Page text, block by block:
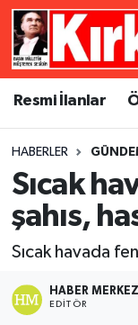
Resmi İlanlar
HABERLER
Sıcak
şahıs,
Sıcak havada
HABER MERKEZI
EDITÖR
Resmi
Gündem
Ekonomi
Siyaset
Spor
Asayiş
Dünya
Eğitim
Kültür
Magazin
Künye
Gizlilik
Merkez
Merkez
Süper Lig
Tüm
Son Dakika